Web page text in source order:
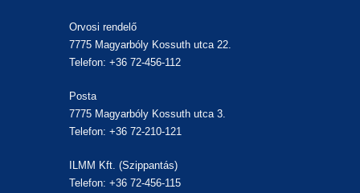
Orvosi rendelő
7775 Magyarbóly Kossuth utca 22.
Telefon: +36 72-456-112
Posta
7775 Magyarbóly Kossuth utca 3.
Telefon: +36 72-210-121
ILMM Kft. (Szippantás)
Telefon: +36 72-456-115